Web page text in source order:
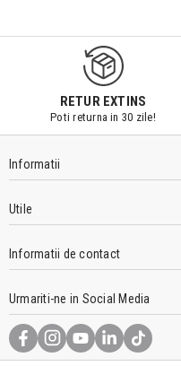
RETUR EXTINS
Poti returna in 30 zile!
Informatii
Utile
Informatii de contact
Urmariti-ne in Social Media